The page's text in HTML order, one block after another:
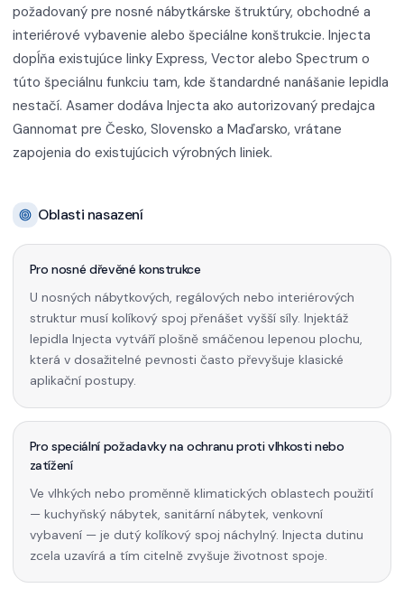
požadovaný pre nosné nábytkárske štruktúry, obchodné a
interiérové vybavenie alebo špeciálne konštrukcie. Injecta
dopĺňa existujúce linky Express, Vector alebo Spectrum o
túto špeciálnu funkciu tam, kde štandardné nanášanie lepidla
nestačí. Asamer dodáva Injecta ako autorizovaný predajca
Gannomat pre Česko, Slovensko a Maďarsko, vrátane
zapojenia do existujúcich výrobných liniek.
Oblasti nasazení
Pro nosné dřevěné konstrukce
U nosných nábytkových, regálových nebo interiérových
struktur musí kolíkový spoj přenášet vyšší síly. Injektáž
lepidla Injecta vytváří plošně smáčenou lepenou plochu,
která v dosažitelné pevnosti často převyšuje klasické
aplikační postupy.
Pro speciální požadavky na ochranu proti vlhkosti nebo
zatížení
Ve vlhkých nebo proměnně klimatických oblastech použití
— kuchyňský nábytek, sanitární nábytek, venkovní
vybavení — je dutý kolíkový spoj náchylný. Injecta dutinu
zcela uzavírá a tím citelně zvyšuje životnost spoje.